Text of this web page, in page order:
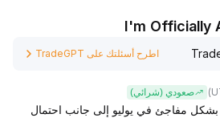
اطرح أسئلتك على TradeGPT
صعودي (شرائي)
مفاجئ في يوليو إلى جانب احتمال